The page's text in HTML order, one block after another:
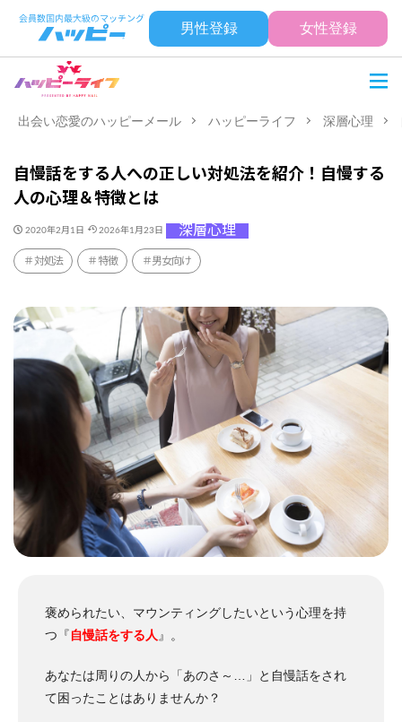
男性登録 女性登録
出会い恋愛のハッピーメール ハッピーライフ 深層心理
自慢話をする人への正しい対処法を紹介！自慢する
人の心理＆特徴とは
2020年2月1日 2026年1月23日 深層心理
対処法 特徴 男女向け
褒められたい、マウンティングしたいという心理を持
つ『自慢話をする人 』。
あなたは周りの人から「あのさ～…」と自慢話をされ
て困ったことはありませんか？